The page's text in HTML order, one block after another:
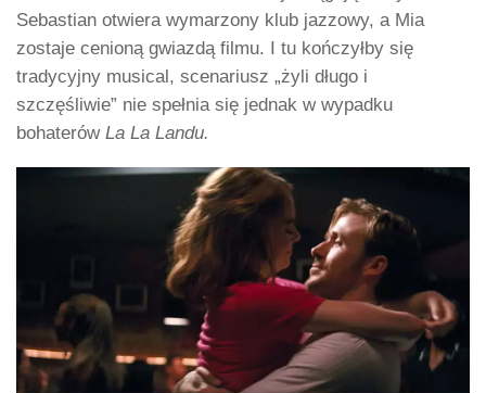
Sebastian otwiera wymarzony klub jazzowy, a Mia
zostaje cenioną gwiazdą filmu. I tu kończyłby się
tradycyjny musical, scenariusz „żyli długo i
szczęśliwie” nie spełnia się jednak w wypadku
bohaterówLa La Landu.